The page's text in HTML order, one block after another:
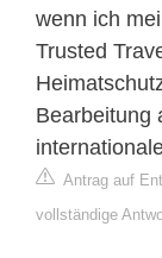
wenn ich
Trusted
Bearbeitung
Antrag auf
vollständige